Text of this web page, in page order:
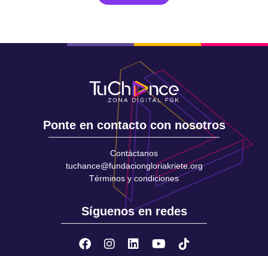
Ponte en contacto con nosotros
Contáctanos
tuchance@fundaciongloriakriete.org
Términos y condiciones
Síguenos en redes